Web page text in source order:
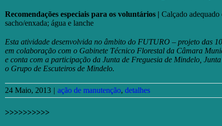
Recomendações especiais para os voluntários | Calçado
sacho/enxada; água e lanche
Esta atividade desenvolvida no âmbito do FUTURO – projeto das
em colaboração com o Gabinete Técnico Florestal da Câmara
e conta com a participação da Junta de Freguesia de Mindelo,
o Grupo de Escuteiros de Mindelo.
24 Maio, 2013 | ação de manutenção, detalhes
>>>>>>>>>>